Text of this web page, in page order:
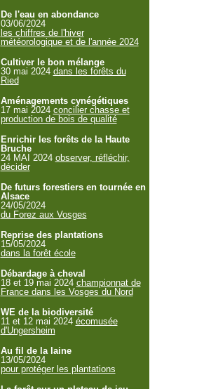
De l'eau en abondance
03/06/2024
les chiffres de l'hiver
météorologique et de l'année 2024
Cultiver le bon mélange
30 mai 2024 dans les forêts du
Ried
Aménagements cynégétiques
17 mai 2024 concilier chasse et
production de bois de qualité
Enrichir les forêts de la Haute
Bruche
24 MAI 2024 observer, réfléchir,
décider
De futurs forestiers en tournée en
Alsace
24/05/2024
du Forez aux Vosges
Reprise des plantations
15/05/2024
dans la forêt école
Débardage à cheval
18 et 19 mai 2024 championnat de
France dans les Vosges du Nord
WE de la biodiversité
11 et 12 mai 2024 écomusée
d'Ungersheim
Au fil de la laine
13/05/2024
pour protéger les plantations